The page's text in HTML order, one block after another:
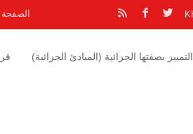
بصفتها الجزائية (المبادئ الجزائية)